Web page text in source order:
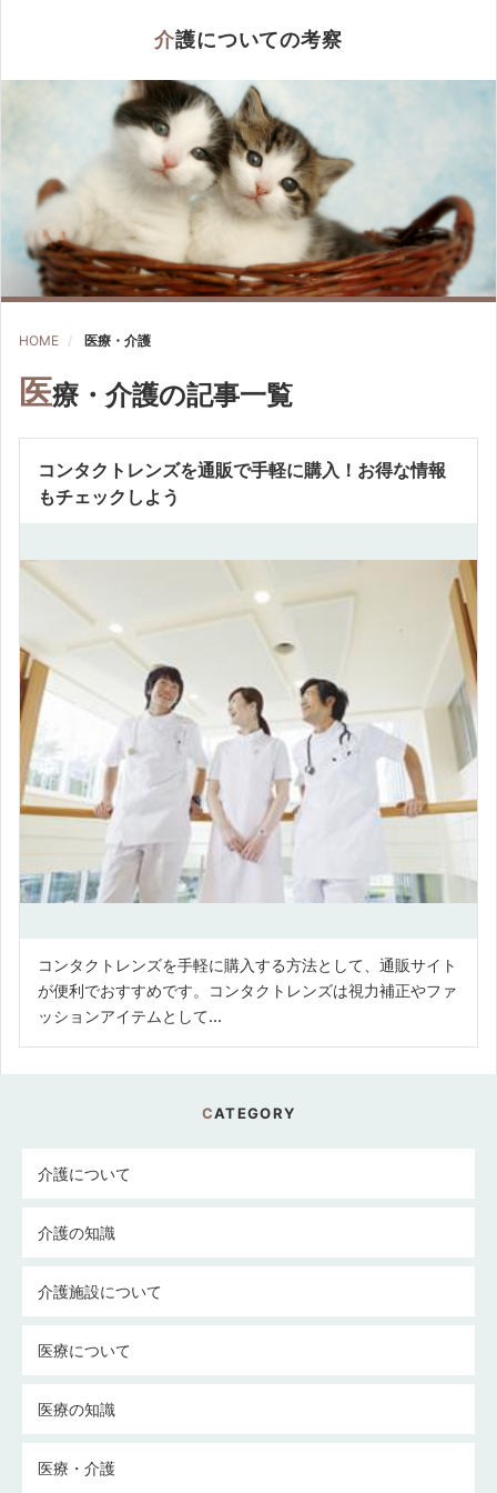
介護についての考察
HOME 医療・介護
医療・介護の記事一覧
コンタクトレンズを通販で手軽に購入！お得な情報
もチェックしよう
コンタクトレンズを手軽に購入する方法として、通販サイト
が便利でおすすめです。コンタクトレンズは視力補正やファ
ッションアイテムとして...
CATEGORY
介護について
介護の知識
介護施設について
医療について
医療の知識
医療・介護